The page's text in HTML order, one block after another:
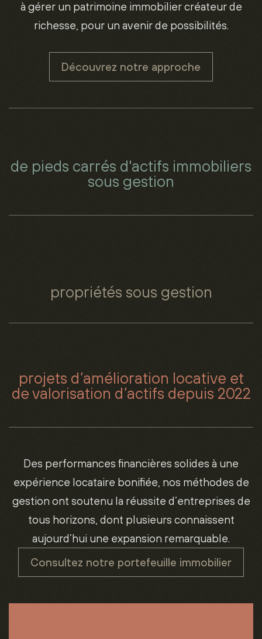
à gérer un patrimoine immobilier créateur de
richesse, pour un avenir de possibilités.
Découvrez notre approche
de pieds carrés d'actifs immobiliers
sous gestion
propriétés sous gestion
projets d’amélioration locative et
de valorisation d’actifs depuis 2022
Des performances financières solides à une
expérience locataire bonifiée, nos méthodes de
gestion ont soutenu la réussite d’entreprises de
tous horizons, dont plusieurs connaissent
aujourd’hui une expansion remarquable.
Consultez notre portefeuille immobilier